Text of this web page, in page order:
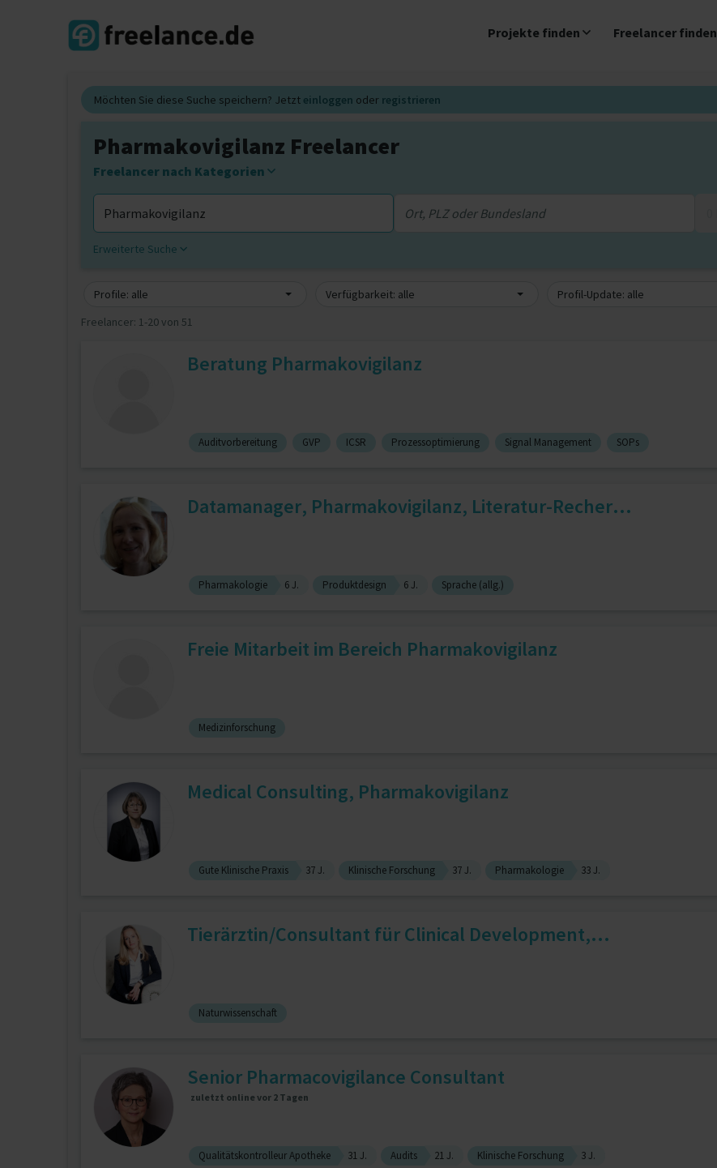
Projekte finden Freelancer finden
Möchten Sie diese Suche speichern? Jetzt einloggen oder registrieren
Pharmakovigilanz Freelancer
Freelancer nach Kategorien
Erweiterte Suche
Profile: alle Verfügbarkeit: alle Profil-Update: alle
Freelancer: 1-20 von 51
Beratung Pharmakovigilanz
Auditvorbereitung GVP ICSR Prozessoptimierung Signal Management SOPs
Datamanager, Pharmakovigilanz, Literatur-Recher...
Pharmakologie 6 J. Produktdesign 6 J. Sprache (allg.)
Freie Mitarbeit im Bereich Pharmakovigilanz
Medizinforschung
Medical Consulting, Pharmakovigilanz
Gute Klinische Praxis 37 J. Klinische Forschung 37 J. Pharmakologie 33 J.
Tierärztin/Consultant für Clinical Development,...
Naturwissenschaft
Senior Pharmacovigilance Consultant
zuletzt online vor 2 Tagen
Qualitätskontrolleur Apotheke 31 J. Audits 21 J. Klinische Forschung 3 J.